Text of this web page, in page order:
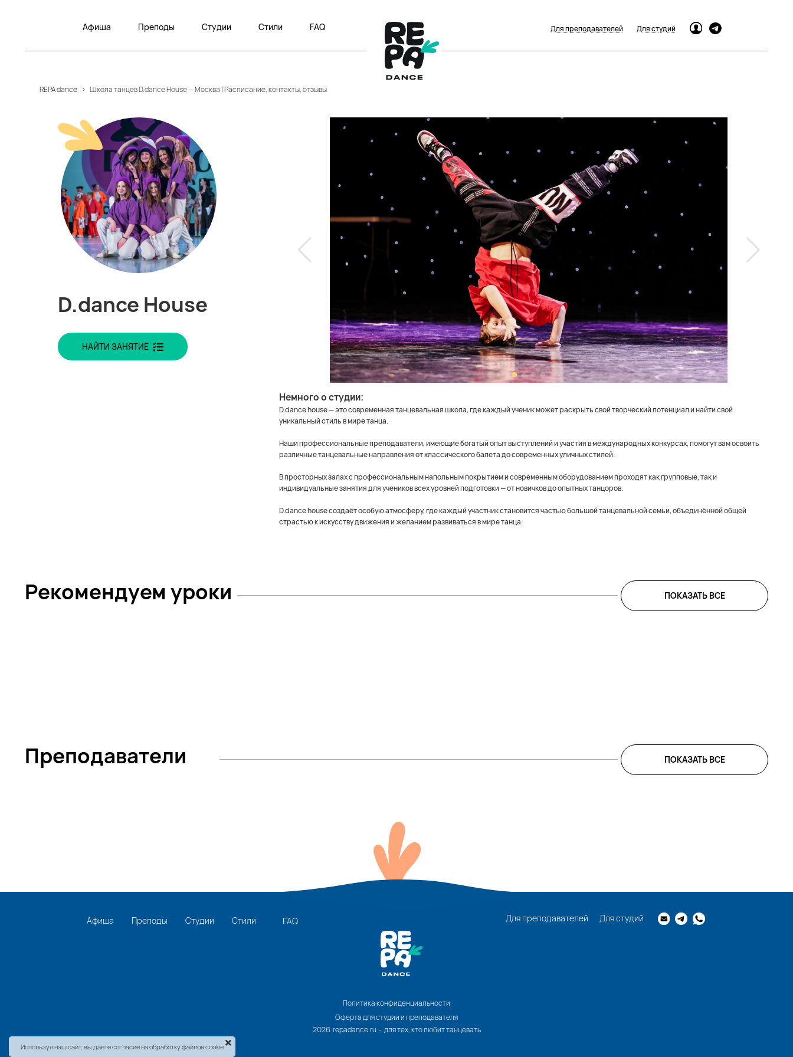
Афиша Преподы Студии Стили FAQ Для преподавателей Для студий
REPA dance > Школа танцев D.dance House — Москва | Расписание, контакты, отзывы
D.dance House
НАЙТИ ЗАНЯТИЕ
Немного о студии:
D.dance house — это современная танцевальная школа, где каждый ученик может раскрыть свой творческий потенциал и найти свой
уникальный стиль в мире танца.
Наши профессиональные преподаватели, имеющие богатый опыт выступлений и участия в международных конкурсах, помогут вам освоить
различные танцевальные направления от классического балета до современных уличных стилей.
В просторных залах с профессиональным напольным покрытием и современным оборудованием проходят как групповые, так и
индивидуальные занятия для учеников всех уровней подготовки — от новичков до опытных танцоров.
D.dance house создаёт особую атмосферу, где каждый участник становится частью большой танцевальной семьи, объединённой общей
страстью к искусству движения и желанием развиваться в мире танца.
Рекомендуем уроки ПОКАЗАТЬ ВСЕ
Преподаватели ПОКАЗАТЬ ВСЕ
Афиша Преподы Студии Стили FAQ Для преподавателей Для студий
Политика конфиденциальности
Оферта для студии и преподавателя
2026 repadance.ru - для тех, кто любит танцевать
Используя наш сайт, вы даете согласие на обработку файлов cookie